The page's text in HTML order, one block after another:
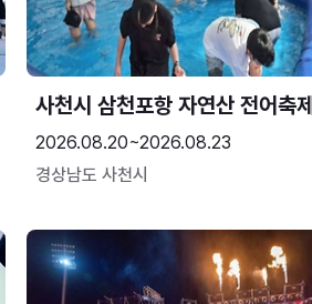
사천시 삼천포항 자연산 전어축제
2026.08.20~2026.08.23
경상남도 사천시